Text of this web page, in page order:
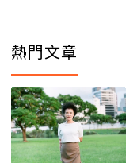
熱門文章